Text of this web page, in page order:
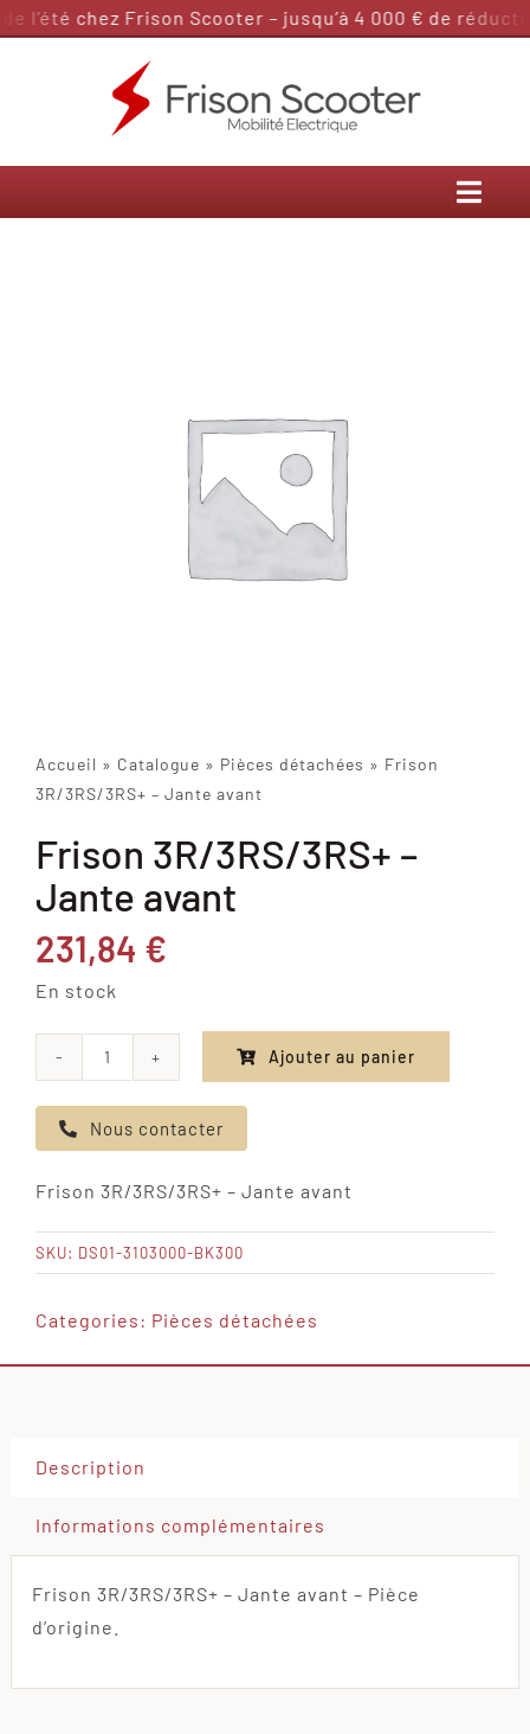
Passer
l’été chez Frison Scooter – jusqu’à 4 000 € de
Accueil » Catalogue » Pièces détachées » Frison
3R/3RS/3RS+ – Jante avant
Frison 3R/3RS/3RS+ –
Jante avant
231,84 €
En stock
de
Frison
-
Jante
avant
Ajouter au panier
Nous contacter
Frison 3R/3RS/3RS+ – Jante avant
SKU: DS01-3103000-BK300
Categories: Pièces détachées
Description
Informations complémentaires
Frison 3R/3RS/3RS+ – Jante avant – Pièce
d’origine.